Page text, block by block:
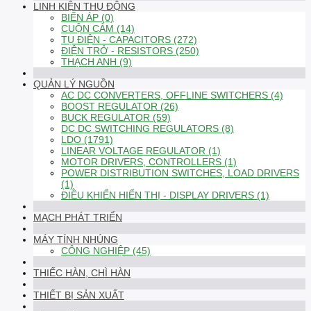
LINH KIỆN THỤ ĐỘNG
BIẾN ÁP (0)
CUỘN CẢM (14)
TỤ ĐIỆN - CAPACITORS (272)
ĐIỆN TRỞ - RESISTORS (250)
THẠCH ANH (9)
QUẢN LÝ NGUỒN
AC DC CONVERTERS, OFFLINE SWITCHERS (4)
BOOST REGULATOR (26)
BUCK REGULATOR (59)
DC DC SWITCHING REGULATORS (8)
LDO (1791)
LINEAR VOLTAGE REGULATOR (1)
MOTOR DRIVERS, CONTROLLERS (1)
POWER DISTRIBUTION SWITCHES, LOAD DRIVERS
(1)
ĐIỀU KHIỂN HIỂN THỊ - DISPLAY DRIVERS (1)
MẠCH PHÁT TRIỂN
MÁY TÍNH NHÚNG
CÔNG NGHIỆP (45)
THIẾC HÀN, CHÌ HÀN
THIẾT BỊ SẢN XUẤT